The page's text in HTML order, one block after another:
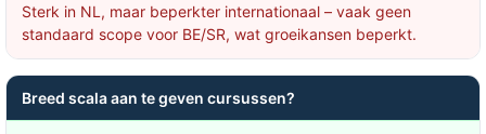
Sterk in NL, maar beperkter internationaal – vaak geen
standaard scope voor BE/SR, wat groeikansen beperkt.
Breed scala aan te geven cursussen?